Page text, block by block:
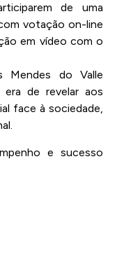
de uma
votação on-line
em vídeo com o
Mendes do Valle
de revelar aos
face à sociedade,
e sucesso